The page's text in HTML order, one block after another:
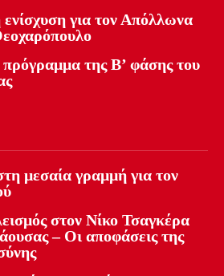
για τον Απόλλωνα
της Β’ φάσης του
μεσαία γραμμή για τον
στον Νίκο Τσαγκέρα
– Οι αποφάσεις της